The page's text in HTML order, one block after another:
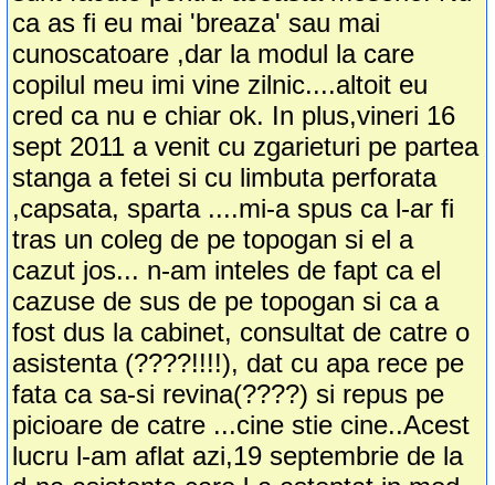
ca as fi eu mai 'breaza' sau mai
cunoscatoare ,dar la modul la care
copilul meu imi vine zilnic....altoit eu
cred ca nu e chiar ok. In plus,vineri 16
sept 2011 a venit cu zgarieturi pe partea
stanga a fetei si cu limbuta perforata
,capsata, sparta ....mi-a spus ca l-ar fi
tras un coleg de pe topogan si el a
cazut jos... n-am inteles de fapt ca el
cazuse de sus de pe topogan si ca a
fost dus la cabinet, consultat de catre o
asistenta (????!!!!), dat cu apa rece pe
fata ca sa-si revina(????) si repus pe
picioare de catre ...cine stie cine..Acest
lucru l-am aflat azi,19 septembrie de la